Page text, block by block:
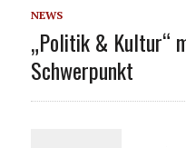
NEWS
„Politik & Kultur“
Schwerpunkt